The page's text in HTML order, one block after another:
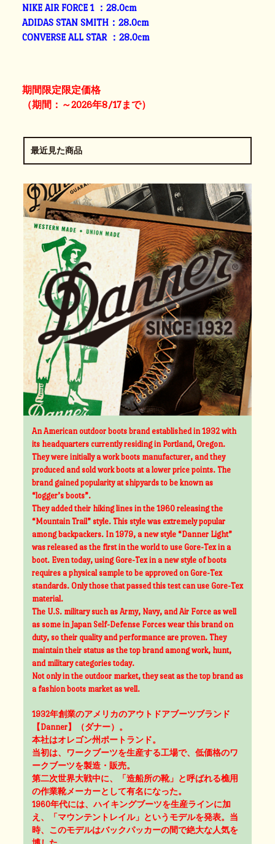
NIKE AIR FORCE 1 ：28.0cm
ADIDAS STAN SMITH：28.0cm
CONVERSE ALL STAR ：28.0cm
期間限定限定価格
（期間：～2026年8/17まで）
最近見た商品
An American outdoor boots brand established in 1932 with
its headquarters currently residing in Portland, Oregon.
They were initially a work boots manufacturer, and they
produced and sold work boots at a lower price points. The
brand gained popularity at shipyards to be known as
“logger’s boots”.
They added their hiking lines in the 1960 releasing the
“Mountain Trail” style. This style was extremely popular
among backpackers. In 1979, a new style “Danner Light”
was released as the first in the world to use Gore-Tex in a
boot. Even today, using Gore-Tex in a new style of boots
requires a physical sample to be approved on Gore-Tex
standards. Only those that passed this test can use Gore-Tex
material.
The U.S. military such as Army, Navy, and Air Force as well
as some in Japan Self-Defense Forces wear this brand on
duty, so their quality and performance are proven. They
maintain their status as the top brand among work, hunt,
and military categories today.
Not only in the outdoor market, they seat as the top brand as
a fashion boots market as well.
1932年創業のアメリカのアウトドアブーツブランド
【Danner】（ダナー）。
本社はオレゴン州ポートランド。
当初は、ワークブーツを生産する工場で、低価格のワ
ークブーツを製造・販売。
第二次世界大戦中に、「造船所の靴」と呼ばれる樵用
の作業靴メーカーとして有名になった。
1960年代には、ハイキングブーツを生産ラインに加
え、「マウンテントレイル」というモデルを発表。当
時、このモデルはバックパッカーの間で絶大な人気を